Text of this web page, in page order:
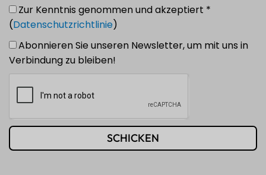
Zur Kenntnis genommen und akzeptiert *
(Datenschutzrichtlinie)
Abonnieren Sie unseren Newsletter, um mit uns in
Verbindung zu bleiben!
SCHICKEN